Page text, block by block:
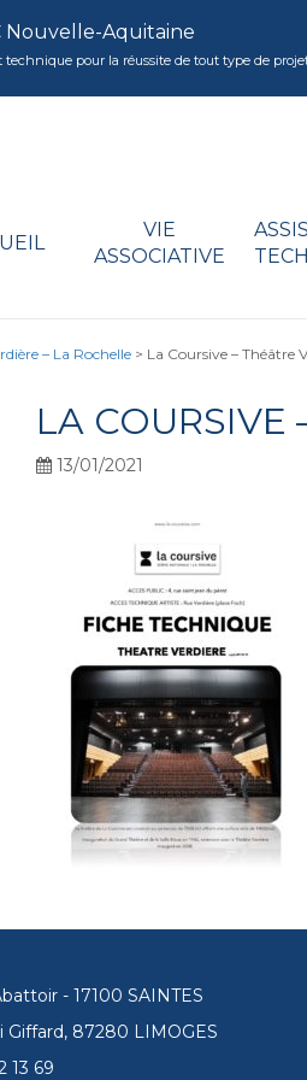
Nouvelle-Aquitaine
pour la réussite de tout type de
VIE
ASSOCIATIVE
– La Rochelle > La Coursive – Théâtre
LA COURSIVE
13/01/2021
- 17100 SAINTES
Giffard, 87280 LIMOGES
13 69